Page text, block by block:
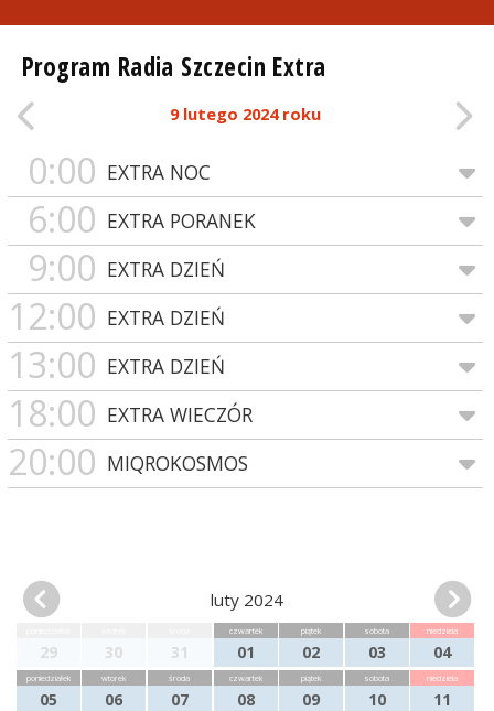
Program Radia Szczecin Extra
9 lutego 2024 roku
0:00 EXTRA NOC
6:00 EXTRA PORANEK
9:00 EXTRA DZIEŃ
12:00 EXTRA DZIEŃ
13:00 EXTRA DZIEŃ
18:00 EXTRA WIECZÓR
20:00 MIQROKOSMOS
luty 2024
29 30 31
czwartek
01
piątek
02
sobota
03
niedziela
04
poniedziałek
05
wtorek
06
środa
07
czwartek
08
piątek
09
sobota
10
niedziela
11